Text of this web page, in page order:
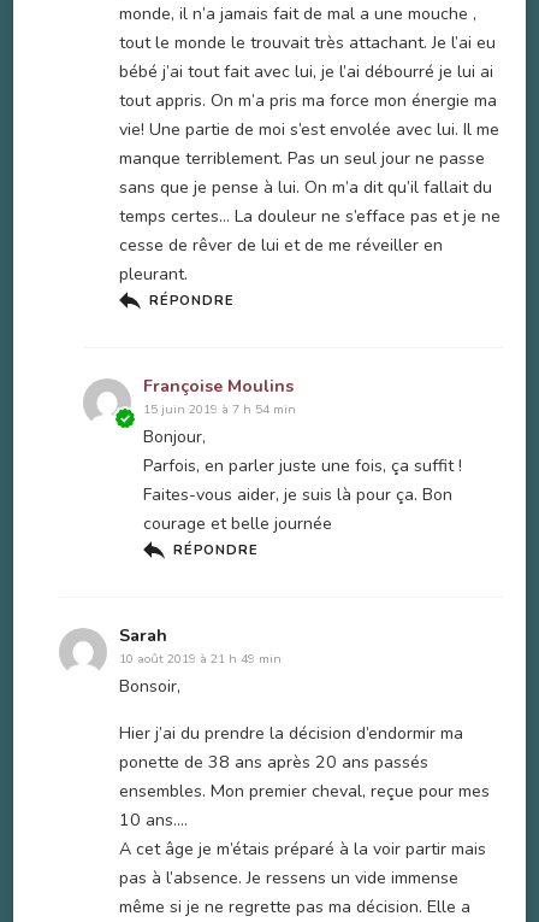
monde, il n’a jamais fait de mal a une mouche ,
tout le monde le trouvait très attachant. Je l’ai eu
bébé j’ai tout fait avec lui, je l’ai débourré je lui ai
tout appris. On m’a pris ma force mon énergie ma
vie! Une partie de moi s’est envolée avec lui. Il me
manque terriblement. Pas un seul jour ne passe
sans que je pense à lui. On m’a dit qu’il fallait du
temps certes… La douleur ne s’efface pas et je ne
cesse de rêver de lui et de me réveiller en
pleurant.
RÉPONDRE
Françoise Moulins
15 juin 2019 à 7 h 54 min
Bonjour,
Parfois, en parler juste une fois, ça suffit !
Faites-vous aider, je suis là pour ça. Bon
courage et belle journée
RÉPONDRE
Sarah
10 août 2019 à 21 h 49 min
Bonsoir,
Hier j’ai du prendre la décision d’endormir ma
ponette de 38 ans après 20 ans passés
ensembles. Mon premier cheval, reçue pour mes
10 ans….
A cet âge je m’étais préparé à la voir partir mais
pas à l’absence. Je ressens un vide immense
même si je ne regrette pas ma décision. Elle a